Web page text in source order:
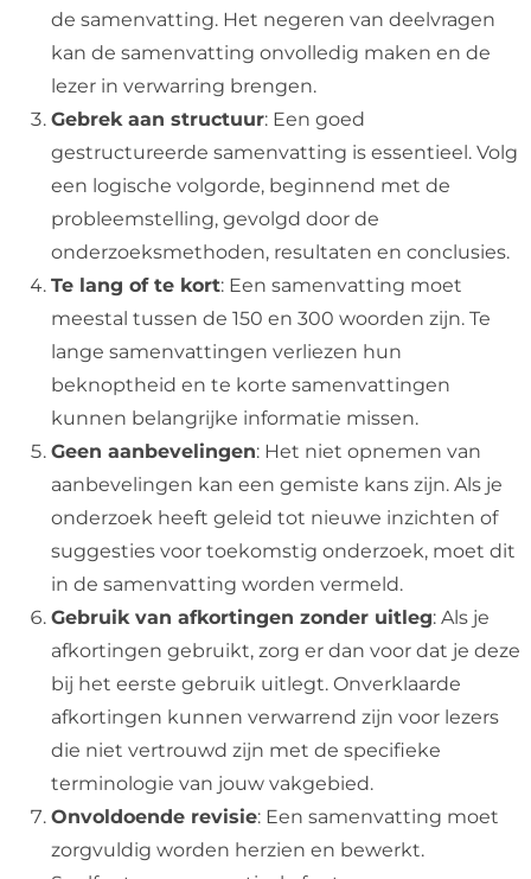
de samenvatting. Het negeren van deelvragen
kan de samenvatting onvolledig maken en de
lezer in verwarring brengen.
Gebrek aan structuur: Een goed
gestructureerde samenvatting is essentieel. Volg
een logische volgorde, beginnend met de
probleemstelling, gevolgd door de
onderzoeksmethoden, resultaten en conclusies.
Te lang of te kort: Een samenvatting moet
meestal tussen de 150 en 300 woorden zijn. Te
lange samenvattingen verliezen hun
beknoptheid en te korte samenvattingen
kunnen belangrijke informatie missen.
Geen aanbevelingen: Het niet opnemen van
aanbevelingen kan een gemiste kans zijn. Als je
onderzoek heeft geleid tot nieuwe inzichten of
suggesties voor toekomstig onderzoek, moet dit
in de samenvatting worden vermeld.
Gebruik van afkortingen zonder uitleg: Als je
afkortingen gebruikt, zorg er dan voor dat je deze
bij het eerste gebruik uitlegt. Onverklaarde
afkortingen kunnen verwarrend zijn voor lezers
die niet vertrouwd zijn met de specifieke
terminologie van jouw vakgebied.
Onvoldoende revisie: Een samenvatting moet
zorgvuldig worden herzien en bewerkt.